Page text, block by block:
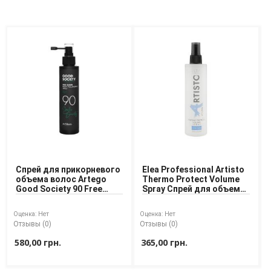
Спрей для прикорневого
объема волос Artego
Good Society 90 Free
Оценка: Нет
Отзывы (0)
580,00 грн.
Elea Professional Artisto
Thermo Protect Volume
Spray Спрей для объема
Оценка: Нет
Отзывы (0)
365,00 грн.